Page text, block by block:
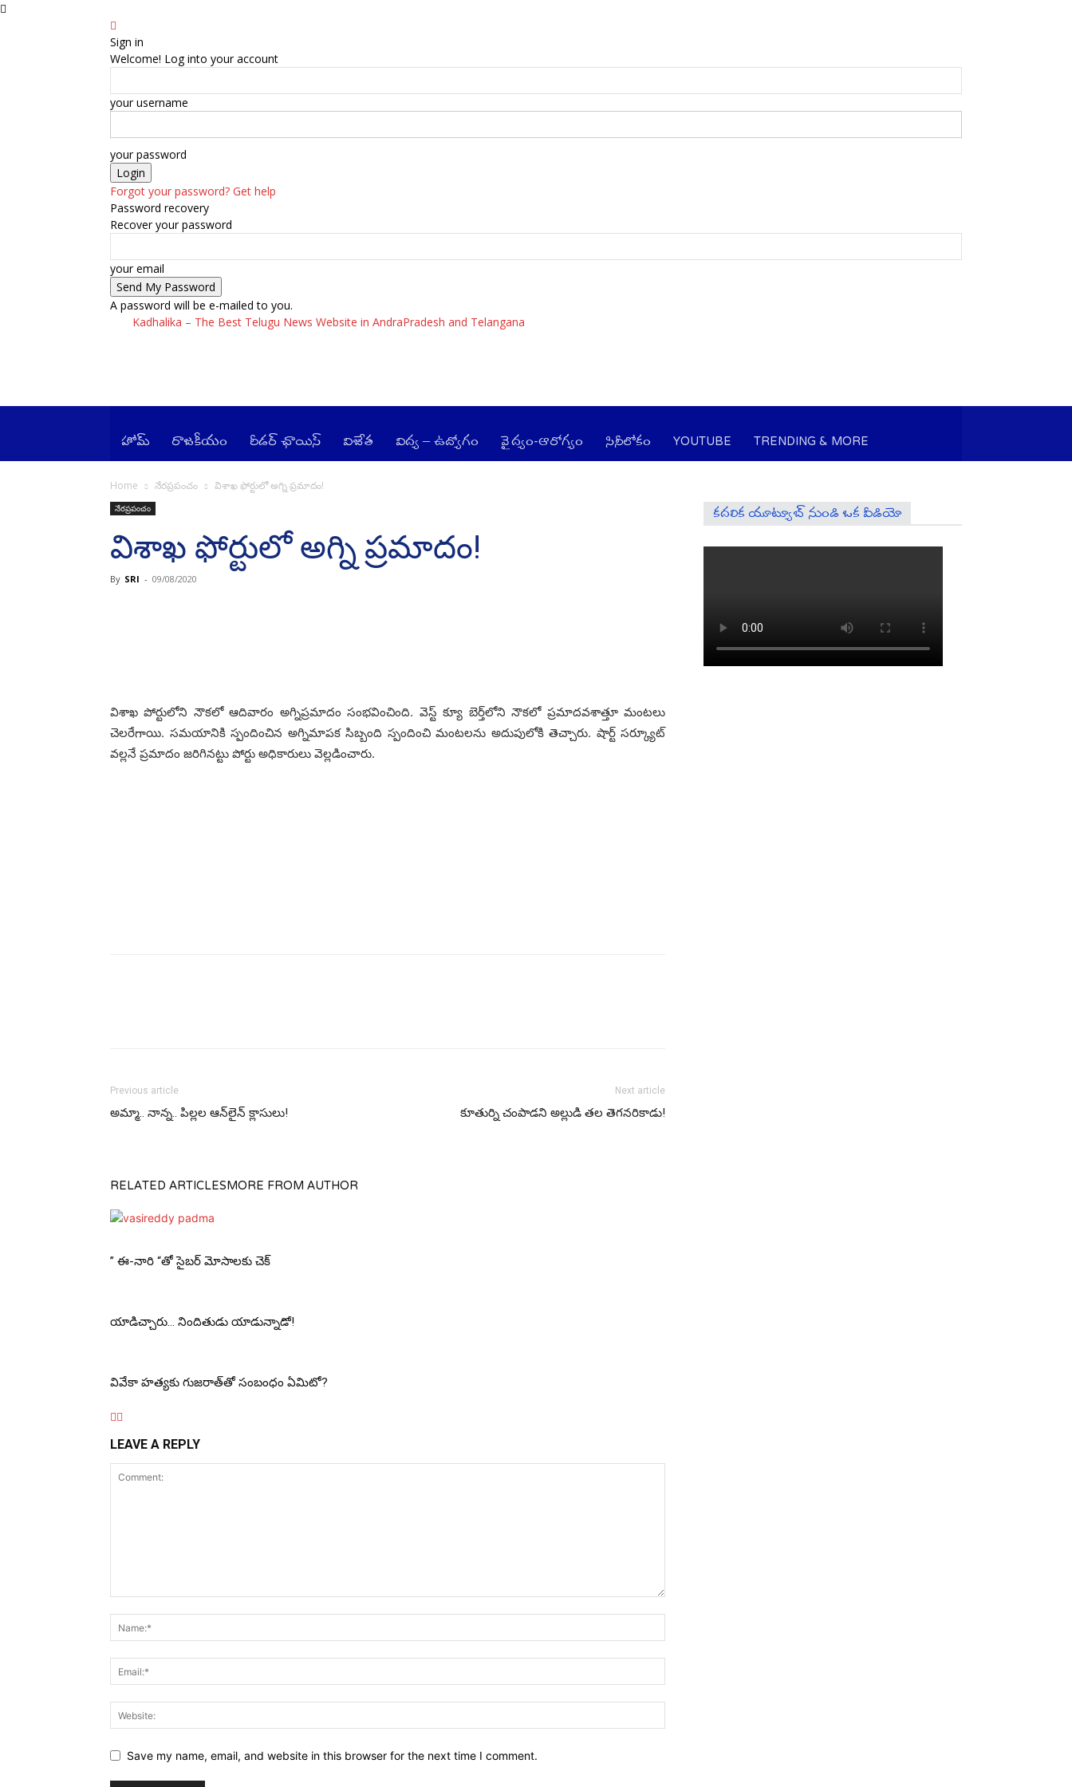
Sign in
Welcome! Log into your account
your username
your password
Forgot your password? Get help
Password recovery
Recover your password
your email
A password will be e-mailed to you.
Kadhalika – The Best Telugu News Website in AndraPradesh and Telangana
హోమ్ రాజ‌కీయం రీడర్ ఛాయిస్ విజేత విద్య – ఉద్యోగం వైద్యం-ఆరోగ్యం సినీలోకం YOUTUBE TRENDING & MORE
Home నేర‌ప్ర‌పంచం విశాఖ ఫోర్టులో అగ్ని ప్ర‌మాదం!
నేర‌ప్ర‌పంచం
విశాఖ ఫోర్టులో అగ్ని ప్ర‌మాదం!
By SRI - 09/08/2020
విశాఖ పోర్టులోని నౌక‌లో ఆదివారం అగ్నిప్ర‌మాదం సంభ‌వించింది. వెస్ట్ క్యూ బెర్త్‌లోని నౌక‌లో ప్ర‌మాద‌వ‌శాత్తూ మంట‌లు
చెల‌రేగాయి. స‌మ‌యానికి స్పందించిన అగ్నిమాప‌క సిబ్బంది స్పందించి మంట‌ల‌ను అదుపులోకి తెచ్చారు. షార్ట్ స‌ర్క్యూట్
వ‌ల్ల‌నే ప్ర‌మాదం జ‌రిగిన‌ట్టు పోర్టు అధికారులు వెల్ల‌డించారు.
Previous article
అమ్మా.. నాన్న‌.. పిల్ల‌ల ఆన్‌లైన్ క్లాసులు!
Next article
కూతుర్ని చంపాడ‌ని అల్లుడి త‌ల తెగ‌న‌రికాడు!
RELATED ARTICLESMORE FROM AUTHOR
” ఈ-నారి “తో సైబర్ మోసాలకు చెక్
యాడిచ్చారు… నిందితుడు యాడున్నాడో!
వివేకా హ‌త్య‌కు గుజ‌రాత్‌తో సంబంధం ఏమిటో?
LEAVE A REPLY
Save my name, email, and website in this browser for the next time I comment.
కదలిక యూట్యూబ్ నుండి ఒక వీడియో